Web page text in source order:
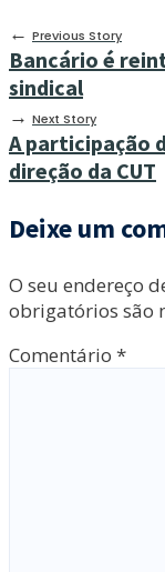
← Previous Story
Bancário é
sindical
→ Next Story
A participação
direção da CUT
Deixe um
O seu endereço
obrigatórios são
Comentário *